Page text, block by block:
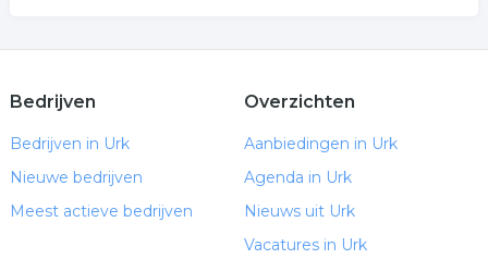
Bedrijven
Bedrijven in Urk
Nieuwe bedrijven
Meest actieve bedrijven
Overzichten
Aanbiedingen in Urk
Agenda in Urk
Nieuws uit Urk
Vacatures in Urk